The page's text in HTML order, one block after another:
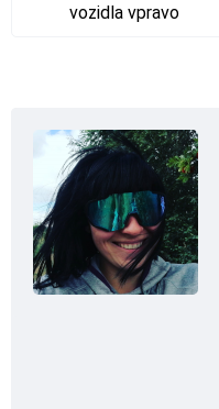
vozidla vpravo